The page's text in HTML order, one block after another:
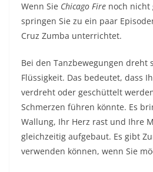
Wenn Sie Chicago Fire noch nicht
springen Sie zu ein paar
Cruz Zumba unterrichtet.
Bei den Tanzbewegungen dreht
Flüssigkeit. Das bedeutet, dass
verdreht oder geschüttelt
Schmerzen führen könnte. Es
Wallung, Ihr Herz rast und Ihre
gleichzeitig aufgebaut. Es gibt
verwenden können, wenn Sie